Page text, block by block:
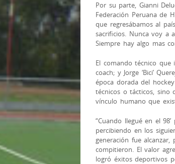
Por su parte, Gianni
Federación Peruana de
que regresábamos al
sacrificios. Nunca voy a
Siempre hay algo mas
El comando técnico que
coach; y Jorge ‘Bici’
época dorada del
técnicos o tácticos, sino
vínculo humano que
“Cuando llegué en el
percibiendo en los
generación fue
compitieron. El valor
logró éxitos deportivos